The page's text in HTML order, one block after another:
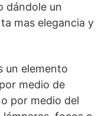
dándole un
mas elegancia y
un elemento
medio de
por medio del